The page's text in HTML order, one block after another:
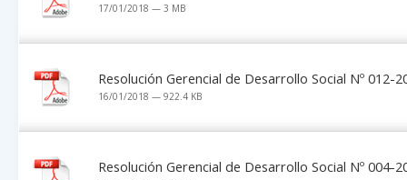
17/01/2018 — 3 MB
Resolución Gerencial de Desarrollo Social Nº 012-
16/01/2018 — 922.4 KB
Resolución Gerencial de Desarrollo Social Nº 004-